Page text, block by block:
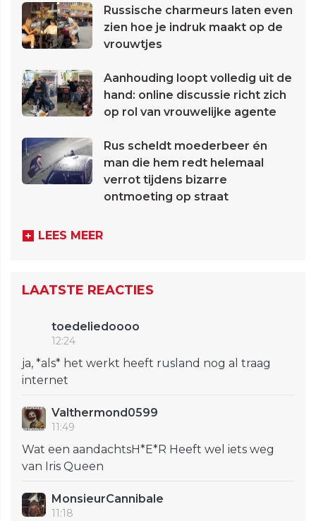
Russische charmeurs laten even
zien hoe je indruk maakt op de
vrouwtjes
Aanhouding loopt volledig uit de
hand: online discussie richt zich
op rol van vrouwelijke agente
Rus scheldt moederbeer én
man die hem redt helemaal
verrot tijdens bizarre
ontmoeting op straat
LEES MEER
LAATSTE REACTIES
toedeliedoooo
12:24
ja, *als* het werkt heeft rusland nog al traag
internet
Valthermond0599
11:49
Wat een aandachtsH*E*R Heeft wel iets weg
van Iris Queen
MonsieurCannibale
11:18